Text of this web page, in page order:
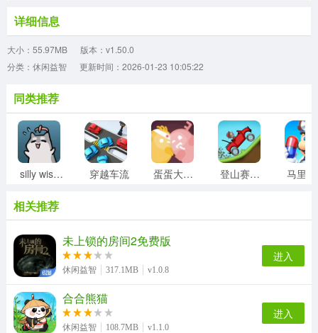
详细信息
大小：55.97MB
版本：v1.50.0
分类：休闲益智
更新时间：2026-01-23 10:05:22
同类推荐
silly wisher最新版 穿越车流 蛋蛋大乱斗 登山赛车1老旧版
相关推荐
未上锁的房间2免费版
休闲益智 317.1MB v1.0.8
进入
合合熊猫
休闲益智 108.7MB v1.1.0
进入